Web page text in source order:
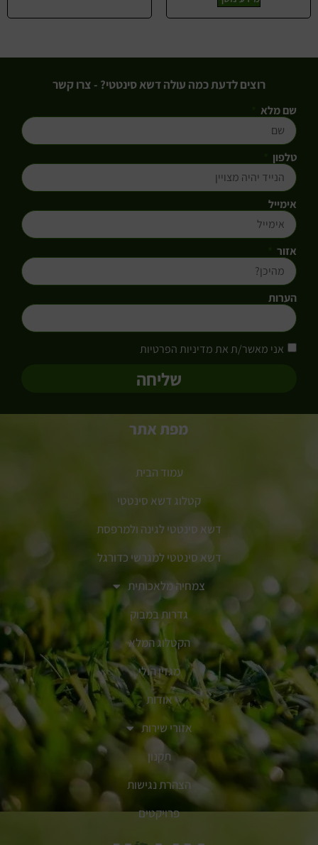
רוצים לדעת כמה עולה דשא סינטטי? - צרו קשר
שם מלא
טלפון
אימייל
אזור
הערות
אני מאשר/ת את מדיניות הפרטיות
שליחה
מפת אתר
עמוד הבית
קטלוג דשא סינטטי
דשא סינטטי לגינה ולמרפסת
דשא סינטטי למגרשי כדורגל
צמחיה מלאכותית
גדרות במבוק
הקטלוג המלא
מגזין הולי
אודות
אזורי שירות
תקנון
הצהרת נגישות
פרויקטים